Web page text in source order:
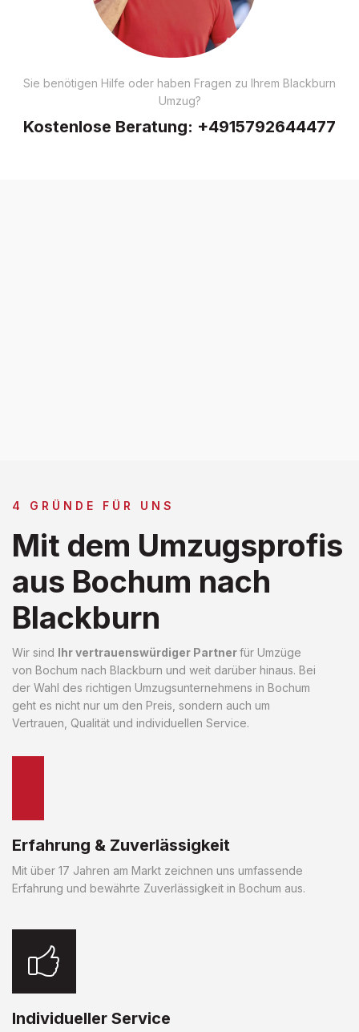
Sie benötigen Hilfe oder haben Fragen zu Ihrem Blackburn
Umzug?
Kostenlose Beratung: +4915792644477
4 GRÜNDE FÜR UNS
Mit dem Umzugsprofis
aus Bochum nach
Blackburn
Wir sind Ihr vertrauenswürdiger Partnerfür Umzüge
von Bochum nach Blackburn und weit darüber hinaus. Bei
der Wahl des richtigen Umzugsunternehmens in Bochum
geht es nicht nur um den Preis, sondern auch um
Vertrauen, Qualität und individuellen Service.
Erfahrung & Zuverlässigkeit
Mit über 17 Jahren am Markt zeichnen uns umfassende
Erfahrung und bewährte Zuverlässigkeit in Bochum aus.
Individueller Service